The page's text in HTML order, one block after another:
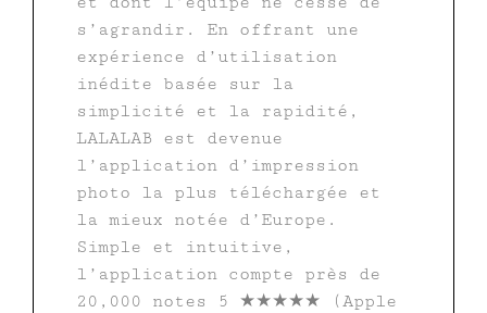
s’agrandir. En offrant une
expérience d’utilisation
inédite basée sur la
simplicité et la rapidité,
LALALAB est devenue
l’application d’impression
photo la plus téléchargée et
la mieux notée d’Europe.
Simple et intuitive,
l’application compte près de
20,000 notes 5 ★★★★★ (Apple